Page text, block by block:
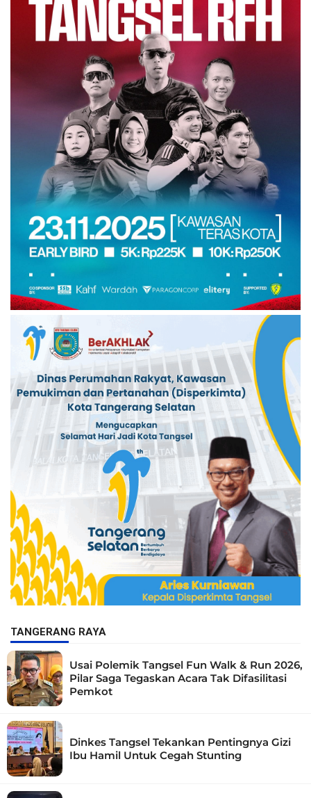
TANGERANG RAYA
Usai Polemik Tangsel Fun Walk & Run 2026,
Pilar Saga Tegaskan Acara Tak Difasilitasi
Pemkot
Dinkes Tangsel Tekankan Pentingnya Gizi
Ibu Hamil Untuk Cegah Stunting